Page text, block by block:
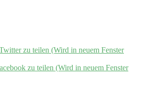
zu teilen (Wird in neuem Fenster
zu teilen (Wird in neuem Fenster